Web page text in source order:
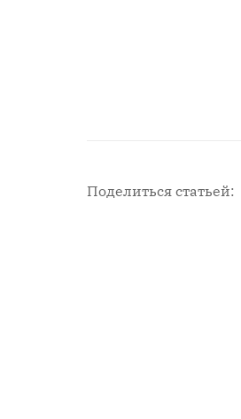
Поделиться статьей: